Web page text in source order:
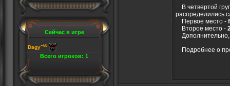
Сейчас в игре
Dagy~68
Всего игроков: 1
В четвертой
распределились
Первое место -
Второе место -
Подробнее о